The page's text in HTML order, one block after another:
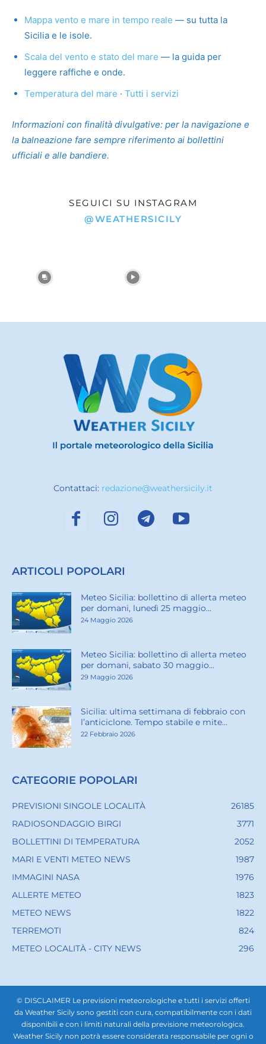
Mappa vento e mare in tempo reale — su tutta la
Sicilia e le isole.
Scala del vento e stato del mare — la guida per
leggere raffiche e onde.
Temperatura del mare · Tutti i servizi
Informazioni con finalità divulgative: per la navigazione e
la balneazione fare sempre riferimento ai bollettini
ufficiali e alle bandiere.
SEGUICI SU INSTAGRAM
@WEATHERSICILY
Contattaci: redazione@weathersicily.it
ARTICOLI POPOLARI
Meteo Sicilia: bollettino di allerta meteo
per domani, lunedì 25 maggio...
24 Maggio 2026
Meteo Sicilia: bollettino di allerta meteo
per domani, sabato 30 maggio...
29 Maggio 2026
Sicilia: ultima settimana di febbraio con
l’anticiclone. Tempo stabile e mite...
22 Febbraio 2026
CATEGORIE POPOLARI
PREVISIONI SINGOLE LOCALITÀ
26185
RADIOSONDAGGIO BIRGI
3771
BOLLETTINI DI TEMPERATURA
2052
MARI E VENTI METEO NEWS
1987
IMMAGINI NASA
1976
ALLERTE METEO
1823
METEO NEWS
1822
TERREMOTI
824
METEO LOCALITÀ - CITY NEWS
296
© DISCLAIMER Le previsioni meteorologiche e tutti i servizi offerti
da Weather Sicily sono gestiti con cura, compatibilmente con i dati
disponibili e con i limiti naturali della previsione meteorologica.
Weather Sicily non potrà essere considerata responsabile per ogni o